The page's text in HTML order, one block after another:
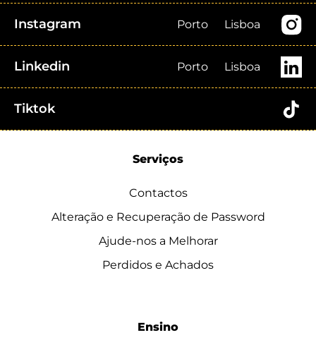
Instagram Porto Lisboa
Linkedin Porto Lisboa
Tiktok
Serviços
Contactos
Alteração e Recuperação de Password
Ajude-nos a Melhorar
Perdidos e Achados
Ensino